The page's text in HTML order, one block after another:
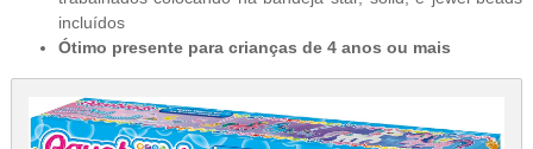
incluídos
Ótimo presente para crianças de 4 anos ou mais